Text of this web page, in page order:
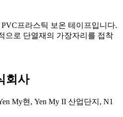
프라스틱 보온 테이프입니다.
으로 단열재의 가장자리를 접착
회사
My현, Yen My II 산업단지, N1